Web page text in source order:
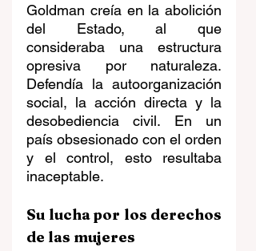
Goldman creía en la abolición
del Estado, al que
consideraba una estructura
opresiva por naturaleza.
Defendía la autoorganización
social, la acción directa y la
desobediencia civil. En un
país obsesionado con el orden
y el control, esto resultaba
inaceptable.
Su lucha por los derechos
de las mujeres